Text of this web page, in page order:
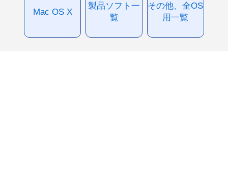
Mac OS X
製品ソフト一
覧
その他、全OS
用一覧